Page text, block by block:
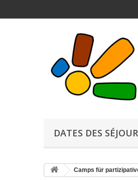
DATES DES
Camps für